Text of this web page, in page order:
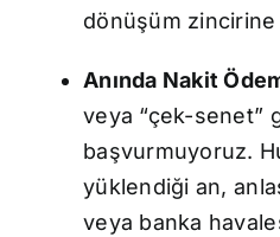
dönüşüm
Anında Nakit
veya “çek-senet”
başvurmuyoruz.
yüklendiği an,
veya banka